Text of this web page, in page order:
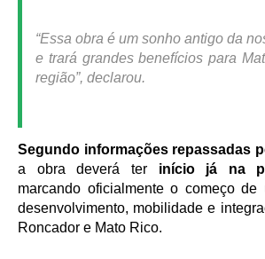
“Essa obra é um sonho antigo da
e trará grandes benefícios para
região”, declarou.
Segundo informações repassadas
a obra deverá ter início já na
marcando oficialmente o começo
desenvolvimento, mobilidade e
Roncador e Mato Rico.